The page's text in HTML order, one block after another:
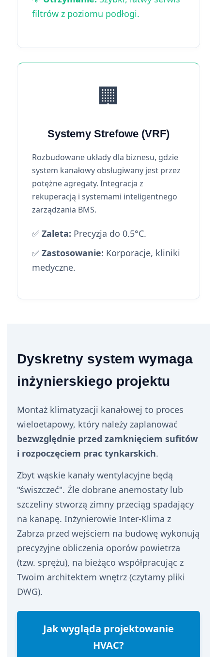
filtrów z poziomu podłogi.
🏢
Systemy Strefowe (VRF)
Rozbudowane układy dla biznesu, gdzie
system kanałowy obsługiwany jest przez
potężne agregaty. Integracja z
rekuperacją i systemami inteligentnego
zarządzania BMS.
✅ Zaleta: Precyzja do 0.5°C.
✅ Zastosowanie: Korporacje, kliniki
medyczne.
Dyskretny system wymaga
inżynierskiego projektu
Montaż klimatyzacji kanałowej to proces
wieloetapowy, który należy zaplanować
bezwzględnie przed zamknięciem sufitów
i rozpoczęciem prac tynkarskich.
Zbyt wąskie kanały wentylacyjne będą
"świszczeć". Źle dobrane anemostaty lub
szczeliny stworzą zimny przeciąg spadający
na kanapę. Inżynierowie Inter-Klima z
Zabrza przed wejściem na budowę wykonują
precyzyjne obliczenia oporów powietrza
(tzw. sprężu), na bieżąco współpracując z
Twoim architektem wnętrz (czytamy pliki
DWG).
Jak wygląda projektowanie
HVAC?